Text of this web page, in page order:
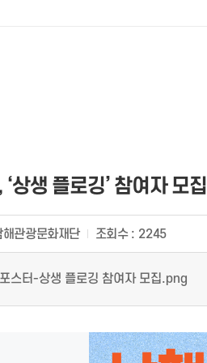
상생 플로깅’ 참여자 모집
해관광문화재단 조회수 : 2245
스터-상생 플로깅 참여자 모집.png